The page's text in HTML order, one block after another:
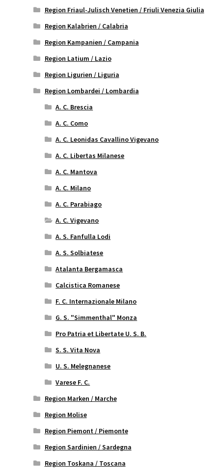
Region Friaul-Julisch Venetien / Friuli Venezia Giulia
Region Kalabrien / Calabria
Region Kampanien / Campania
Region Latium / Lazio
Region Ligurien / Liguria
Region Lombardei / Lombardia
A. C. Brescia
A. C. Como
A. C. Leonidas Cavallino Vigevano
A. C. Libertas Milanese
A. C. Mantova
A. C. Milano
A. C. Parabiago
A. C. Vigevano
A. S. Fanfulla Lodi
A. S. Solbiatese
Atalanta Bergamasca
Calcistica Romanese
F. C. Internazionale Milano
G. S. "Simmenthal" Monza
Pro Patria et Libertate U. S. B.
S. S. Vita Nova
U. S. Melegnanese
Varese F. C.
Region Marken / Marche
Region Molise
Region Piemont / Piemonte
Region Sardinien / Sardegna
Region Toskana / Toscana